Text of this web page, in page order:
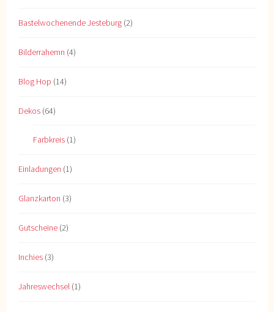
Bastelwochenende Jesteburg (2)
Bilderrahemn (4)
Blog Hop (14)
Dekos (64)
Farbkreis (1)
Einladungen (1)
Glanzkarton (3)
Gutscheine (2)
Inchies (3)
Jahreswechsel (1)